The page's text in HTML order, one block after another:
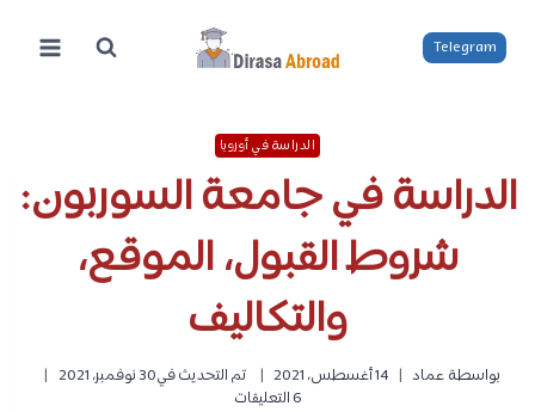
المحتوى
Telegram
الدراسة في أوروبا
الدراسة في جامعة السوربون:
شروط القبول، الموقع،
والتكاليف
بواسطة عماد 14 أغسطس، 2021 تم التحديث في30 نوفمبر، 2021
6 التعليقات